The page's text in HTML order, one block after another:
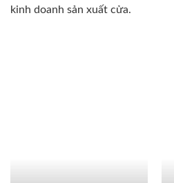
kinh doanh sản xuất cửa.